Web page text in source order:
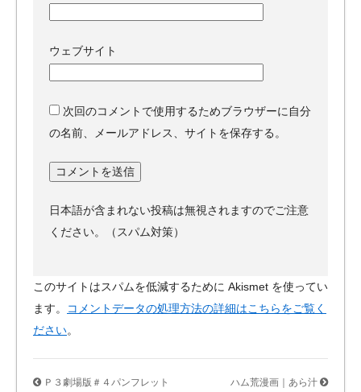
ウェブサイト
次回のコメントで使用するためブラウザーに自分
の名前、メールアドレス、サイトを保存する。
日本語が含まれない投稿は無視されますのでご注意
ください。（スパム対策）
このサイトはスパムを低減するために Akismet を使ってい
ます。
コメントデータの処理方法の詳細はこちらをご覧く
ださい。
Ｐ３劇場版＃４パンフレット ハム荒漫画｜あら汁